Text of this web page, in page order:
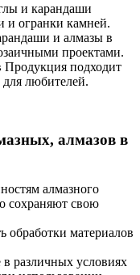
и карандаши
и огранки камней.
и алмазы в
проектами.
Продукция подходит
любителей.
алмазов в
алмазного
сохраняют свою
обработки материалов
различных условиях